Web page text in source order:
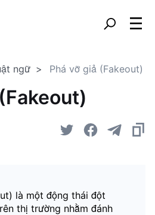
ngữ Phá vỡ giả (Fakeout)
là một động thái đột
thị trường nhằm đánh